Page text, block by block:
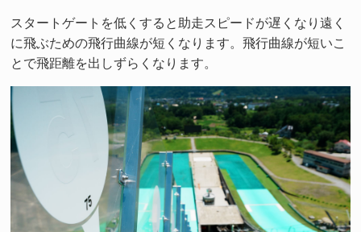
スタートゲートを低くすると助走スピードが遅くなり遠く
に飛ぶための飛行曲線が短くなります。飛行曲線が短いこ
とで飛距離を出しずらくなります。